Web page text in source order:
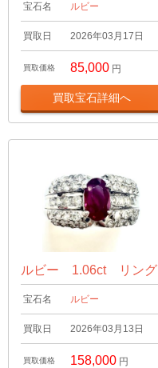
宝石名 ルビー
買取日 2026年03月17日
買取価格 85,000 円
買取宝石詳細へ
ルビー 1.06ct リング
宝石名 ルビー
買取日 2026年03月13日
買取価格 158,000 円